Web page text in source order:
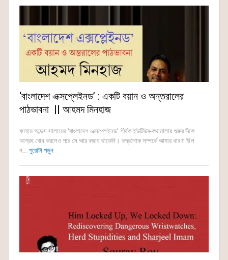
‘বাংলাদেশ এক্সপ্লেইনড’ : একটি বয়ান ও অন্তরালের
পাঠভাবনা || আহমদ মিনহাজ
ফাহাম আব্দুস সালামের ‘বাংলাদেশ এক্সপ্লেইনড’ শীর্ষক ইউটিউব-কথামালায় শুরুর দিকে
আগ্রহ বোধ করলেও পরে সে আর বজায় থাকেনি। ভদ্রলোক সম্পর্কে আমার ধারণা ছিল
ন... পুরোটা পড়ুন